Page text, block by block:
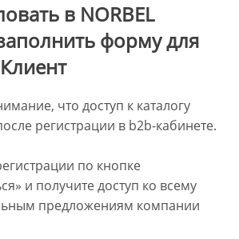
в NORBEL
форму для
что доступ к каталогу
регистрации в b2b-кабинете.
по кнопке
и получите доступ ко всему
предложениям компании